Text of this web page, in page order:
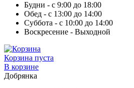
Будни - с 9:00 до 18:00
Обед - с 13:00 до 14:00
Суббота - с 10:00 до 14:00
Воскресение - Выходной
Корзина пуста
В корзине
Добрянка